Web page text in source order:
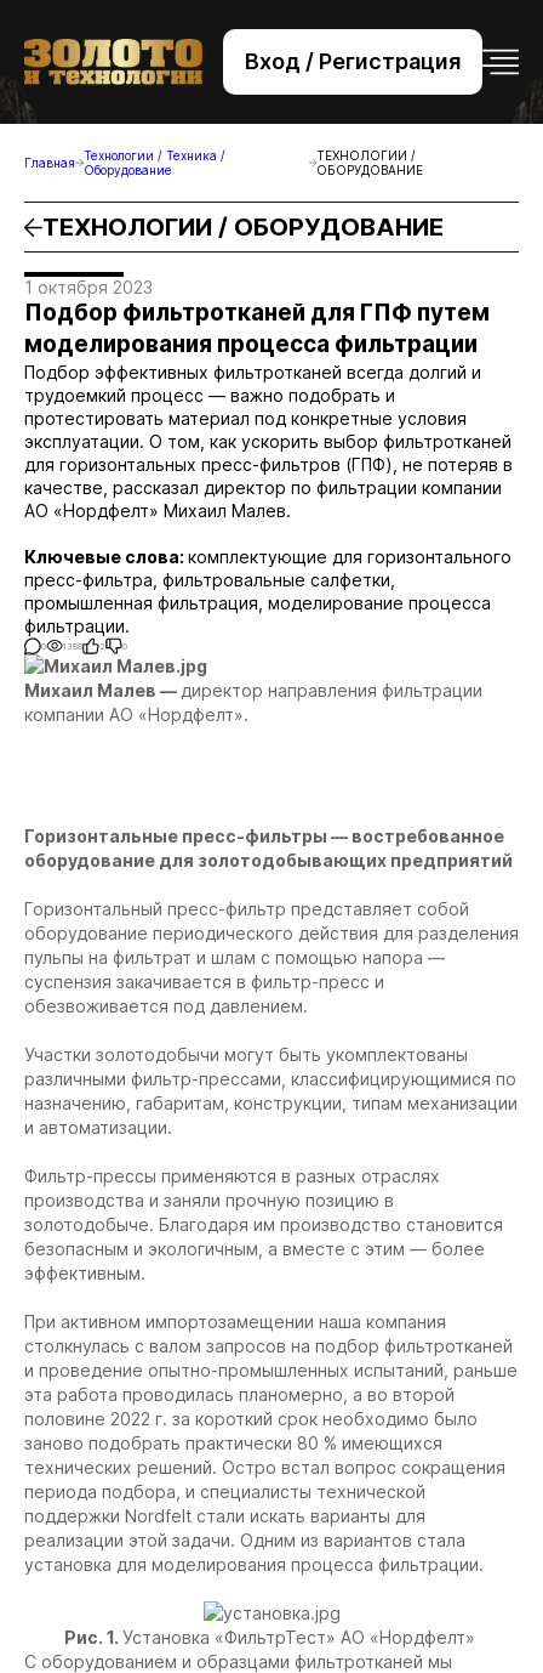
Вход / Регистрация
+7 (495) 221-76-32
bsv@zolteh.ru
Главная
Технологии / Техника /
Оборудование
ТЕХНОЛОГИИ /
ОБОРУДОВАНИЕ
ТЕХНОЛОГИИ / ОБОРУДОВАНИЕ
1 октября 2023
Подбор фильтротканей для ГПФ путем
моделирования процесса фильтрации
Подбор эффективных фильтротканей всегда долгий и
трудоемкий процесс — важно подобрать и
протестировать материал под конкретные условия
эксплуатации. О том, как ускорить выбор фильтротканей
для горизонтальных пресс-фильтров (ГПФ), не потеряв в
качестве, рассказал директор по фильтрации компании
АО «Нордфелт» Михаил Малев.
Ключевые слова: комплектующие для горизонтального
пресс-фильтра, фильтровальные салфетки,
промышленная фильтрация, моделирование процесса
фильтрации.
0 1388 2 0
Михаил Малев — директор направления фильтрации
компании АО «Нордфелт».
Горизонтальные пресс-фильтры — востребованное
оборудование для золотодобывающих предприятий
Горизонтальный пресс-фильтр представляет собой
оборудование периодического действия для разделения
пульпы на фильтрат и шлам с помощью напора —
суспензия закачивается в фильтр-пресс и
обезвоживается под давлением.
Участки золотодобычи могут быть укомплектованы
различными фильтр-прессами, классифицирующимися по
назначению, габаритам, конструкции, типам механизации
и автоматизации.
Фильтр-прессы применяются в разных отраслях
производства и заняли прочную позицию в
золотодобыче. Благодаря им производство становится
безопасным и экологичным, а вместе с этим — более
эффективным.
При активном импортозамещении наша компания
столкнулась с валом запросов на подбор фильтротканей
и проведение опытно-промышленных испытаний, раньше
эта работа проводилась планомерно, а во второй
половине 2022 г. за короткий срок необходимо было
заново подобрать практически 80 % имеющихся
технических решений. Остро встал вопрос сокращения
периода подбора, и специалисты технической
поддержки Nordfelt стали искать варианты для
реализации этой задачи. Одним из вариантов стала
установка для моделирования процесса фильтрации.
Рис. 1. Установка «ФильтрТест» АО «Нордфелт»
С оборудованием и образцами фильтротканей мы